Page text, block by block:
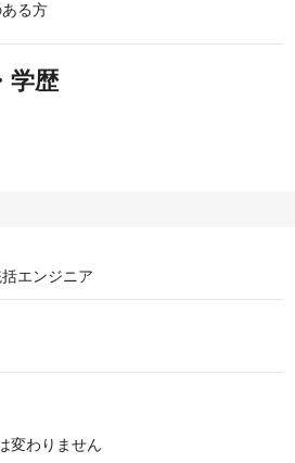
る方
学歴
エンジニア
変わりません